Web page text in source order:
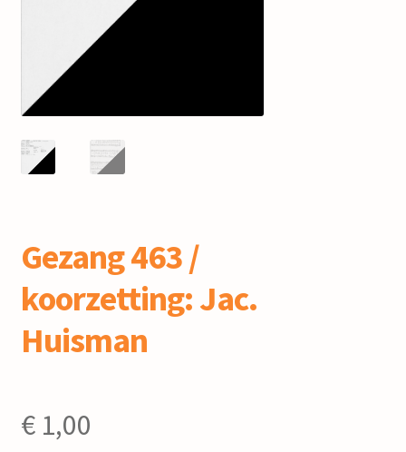
Gezang 463 /
koorzetting: Jac.
Huisman
€1,00